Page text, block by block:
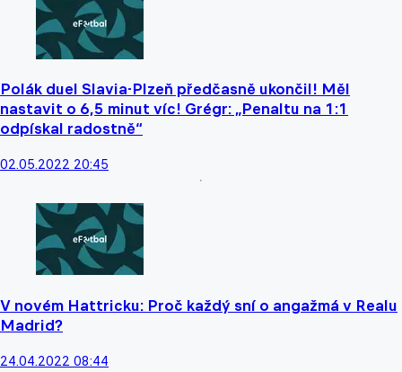
Polák duel Slavia-Plzeň předčasně ukončil! Měl
nastavit o 6,5 minut víc! Grégr: „Penaltu na 1:1
odpískal radostně“
02.05.2022 20:45
V novém Hattricku: Proč každý sní o angažmá v Realu
Madrid?
24.04.2022 08:44